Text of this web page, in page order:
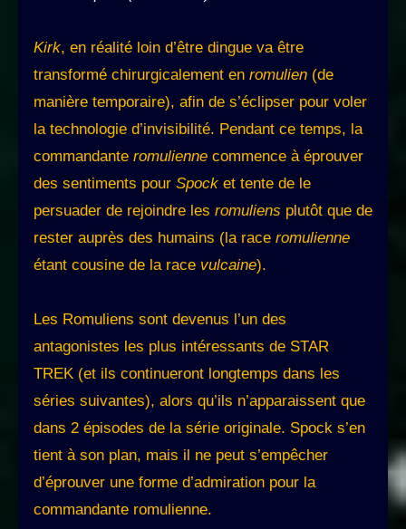
Kirk, en réalité loin d’être dingue va être
transformé chirurgicalement en romulien (de
manière temporaire), afin de s’éclipser pour voler
la technologie d’invisibilité. Pendant ce temps, la
commandante romulienne commence à éprouver
des sentiments pour Spock et tente de le
persuader de rejoindre les romuliens plutôt que de
rester auprès des humains (la race romulienne
étant cousine de la race vulcaine).
Les Romuliens sont devenus l’un des
antagonistes les plus intéressants de STAR
TREK (et ils continueront longtemps dans les
séries suivantes), alors qu’ils n’apparaissent que
dans 2 épisodes de la série originale. Spock s’en
tient à son plan, mais il ne peut s’empêcher
d’éprouver une forme d’admiration pour la
commandante romulienne.